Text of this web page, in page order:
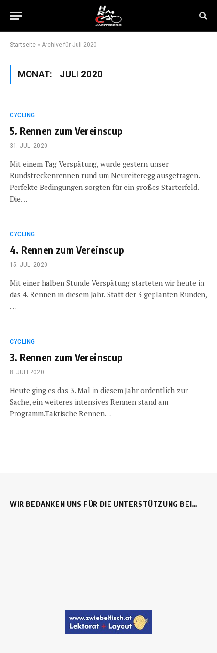
Startseite » Archive für Juli 2020
MONAT: JULI 2020
CYCLING
5. Rennen zum Vereinscup
31. JULI 2020
Mit einem Tag Verspätung, wurde gestern unser
Rundstreckenrennen rund um Neureiteregg ausgetragen.
Perfekte Bedingungen sorgten für ein großes Starterfeld.
Die…
CYCLING
4. Rennen zum Vereinscup
15. JULI 2020
Mit einer halben Stunde Verspätung starteten wir heute in
das 4. Rennen in diesem Jahr. Statt der 3 geplanten Runden,
…
CYCLING
3. Rennen zum Vereinscup
8. JULI 2020
Heute ging es das 3. Mal in diesem Jahr ordentlich zur
Sache, ein weiteres intensives Rennen stand am
Programm.Taktische Rennen…
WIR BEDANKEN UNS FÜR DIE UNTERSTÜTZUNG BEI…